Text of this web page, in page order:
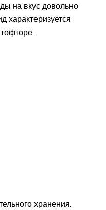
на вкус довольно
характеризуется
хранения.